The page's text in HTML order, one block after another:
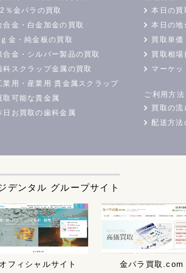
％金パラの買取
合金・白金加金の買取
金・純金板の買取
合金・シルバー製品の買取
科スクラップ金属の買取
業用・産業用 貴金属スクラップ
取可能な貴金属
日お買取の歯科金属
本日の買
本日の地
買取単価
買取相場
マーケッ
ご利用方法
買取の流
配送方法
デンタル グループサイト
オフィシャルサイト 金パラ買取.com